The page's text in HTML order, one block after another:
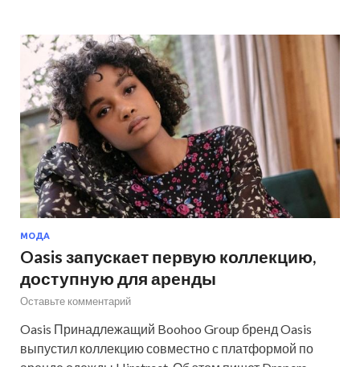
МОДА
Oasis запускает первую коллекцию,
доступную для аренды
Оставьте комментарий
Oasis Принадлежащий Boohoo Group бренд Oasis
выпустил коллекцию совместно с платформой по